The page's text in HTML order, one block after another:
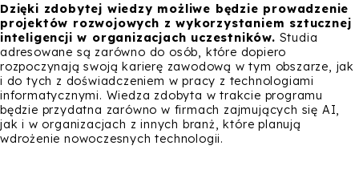
Dzięki zdobytej wiedzy możliwe będzie prowadzenie
projektów rozwojowych z wykorzystaniem sztucznej
inteligencji w organizacjach uczestników. Studia
adresowane są zarówno do osób, które dopiero
rozpoczynają swoją karierę zawodową w tym obszarze, jak
i do tych z doświadczeniem w pracy z technologiami
informatycznymi. Wiedza zdobyta w trakcie programu
będzie przydatna zarówno w firmach zajmujących się AI,
jak i w organizacjach z innych branż, które planują
wdrożenie nowoczesnych technologii.